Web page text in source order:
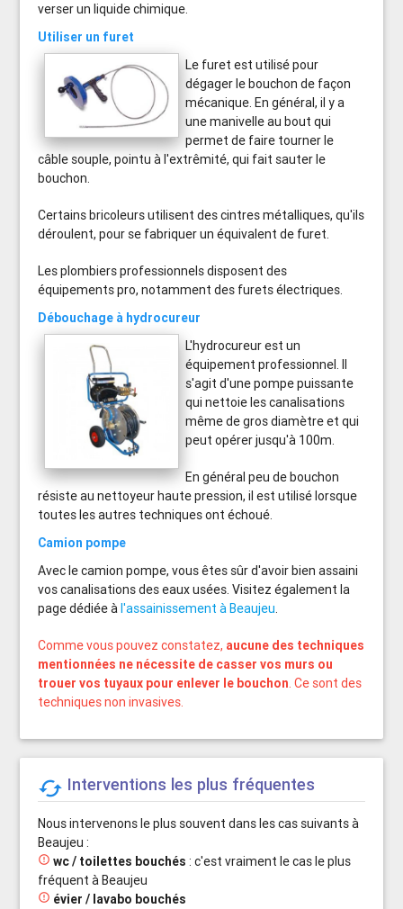
verser un liquide chimique.
Utiliser un furet
Le furet est utilisé pour
dégager le bouchon de façon
mécanique. En général, il y a
une manivelle au bout qui
permet de faire tourner le
câble souple, pointu à l'extrêmité, qui fait sauter le
bouchon.
Certains bricoleurs utilisent des cintres métalliques, qu'ils
déroulent, pour se fabriquer un équivalent de furet.
Les plombiers professionnels disposent des
équipements pro, notamment des furets électriques.
Débouchage à hydrocureur
L'hydrocureur est un
équipement professionnel. Il
s'agit d'une pompe puissante
qui nettoie les canalisations
même de gros diamètre et qui
peut opérer jusqu'à 100m.
En général peu de bouchon
résiste au nettoyeur haute pression, il est utilisé lorsque
toutes les autres techniques ont échoué.
Camion pompe
Avec le camion pompe, vous êtes sûr d'avoir bien assaini
vos canalisations des eaux usées. Visitez également la
page dédiée àl'assainissement à Beaujeu.
Comme vous pouvez constatez, aucune des techniques
mentionnées ne nécessite de casser vos murs ou
trouer vos tuyaux pour enlever le bouchon. Ce sont des
techniques non invasives.
 Interventions les plus fréquentes
Nous intervenons le plus souvent dans les cas suivants à
Beaujeu :
 wc / toilettes bouchés : c'est vraiment le cas le plus
fréquent à Beaujeu
 évier / lavabo bouchés